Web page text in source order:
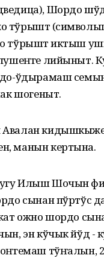
Шордо
тўрыштӧ иктыш
лийыныт.
ўдырамаш
шогеныт.
манын кертына.
Илыш Шочын
сынан пўртўс
ожно шордо
эн кўчык йўд -
тўҥалын,